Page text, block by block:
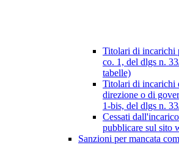
Titolari di incarichi
co. 1, del dlgs n.
tabelle)
Titolari di incarichi
direzione o di
1-bis, del dlgs n.
Cessati
pubblicare sul sito
Sanzioni per mancata